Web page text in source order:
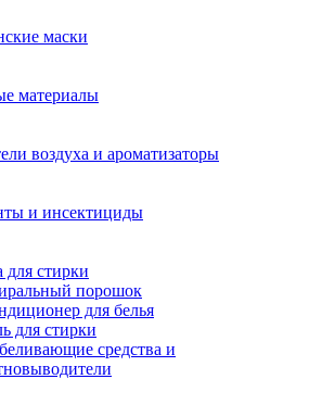
маски
материалы
воздуха и ароматизаторы
и инсектициды
для стирки
порошок
для белья
для стирки
средства и